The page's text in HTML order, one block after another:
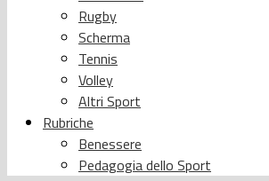
Rugby
Scherma
Tennis
Volley
Altri Sport
Rubriche
Benessere
Pedagogia dello Sport